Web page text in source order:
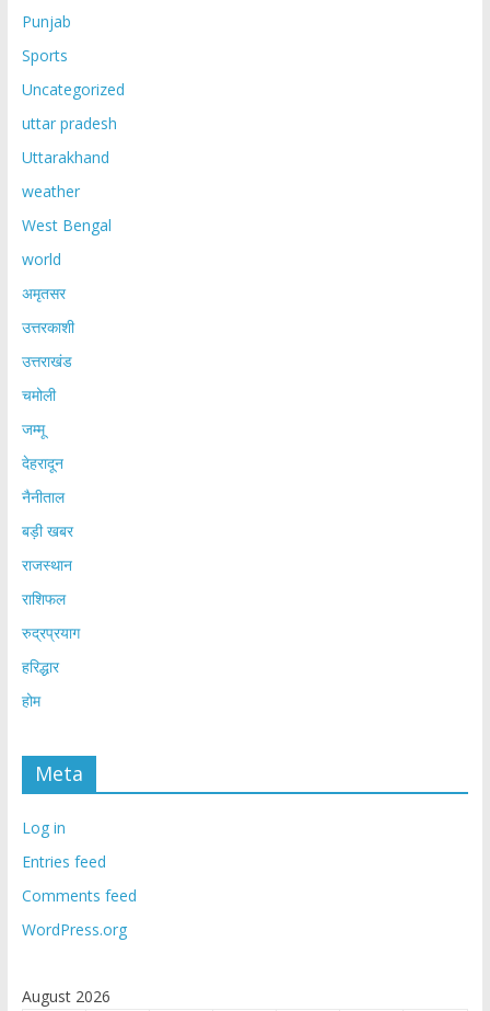
Punjab
Sports
Uncategorized
uttar pradesh
Uttarakhand
weather
West Bengal
world
अमृतसर
उत्तरकाशी
उत्तराखंड
चमोली
जम्मू
देहरादून
नैनीताल
बड़ी खबर
राजस्थान
राशिफल
रुद्रप्रयाग
हरिद्धार
होम
Meta
Log in
Entries feed
Comments feed
WordPress.org
August 2026